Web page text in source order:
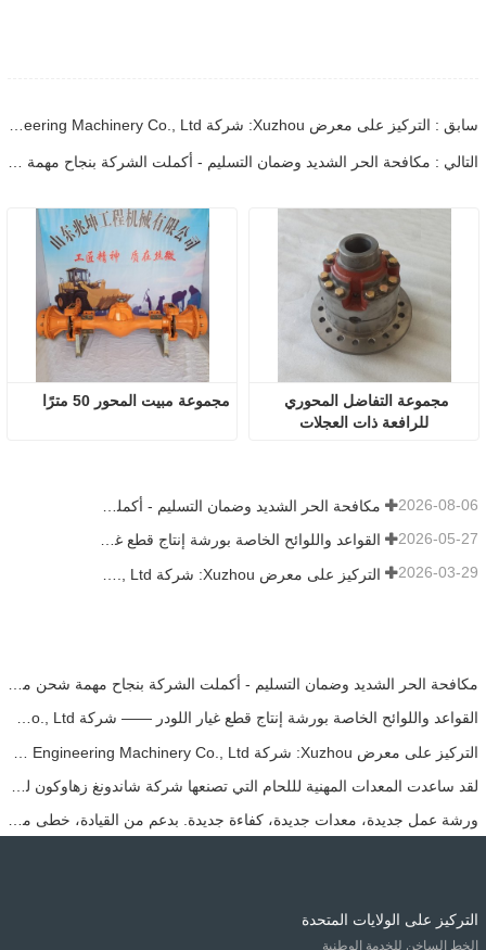
مجموعة مبيت المحور 50 مترًا
للرافعة ذات العجلات
2026-08-06
القواعد واللوائح الخاصة بورشة إنتاج قطع غيار اللودر —— شركة Shandong Zhaokun Engineering Machinery Co., Ltd 2026-05-27
2026-03-29
القواعد واللوائح الخاصة بورشة إنتاج قطع غيار اللودر —— شركة Shandong Zhaokun Engineering Machinery Co., Ltd
التركيز على الولايات المتحدة
الخط الساخن للخدمة الوطنية